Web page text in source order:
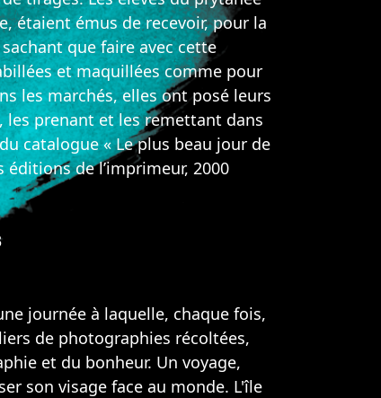
étaient émus de recevoir, pour la
que faire avec cette
et maquillées comme pour
les marchés, elles ont posé leurs
les prenant et les remettant dans
catalogue « Le plus beau jour de
de l’imprimeur, 2000
journée à laquelle, chaque fois,
de photographies récoltées,
et du bonheur. Un voyage,
son visage face au monde. L'île